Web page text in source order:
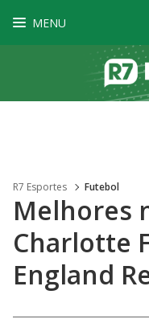
MENU
R7 Esportes Futebol
Melhores
Charlotte
England